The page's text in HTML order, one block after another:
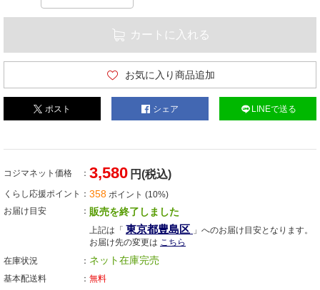
カートに入れる
お気に入り商品追加
ポスト シェア LINEで送る
コジマネット価格 3,580 円(税込)
くらし応援ポイント 358 ポイント (10%)
お届け目安
販売を終了しました
上記は「 東京都豊島区 」へのお届け目安となります。
お届け先の変更は こちら
在庫状況
ネット在庫完売
基本配送料
無料